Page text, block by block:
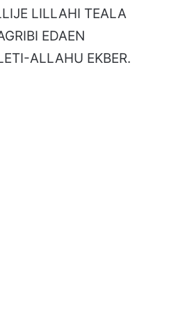
LILLAHI TEALA
EDAEN
ALLAHU EKBER.